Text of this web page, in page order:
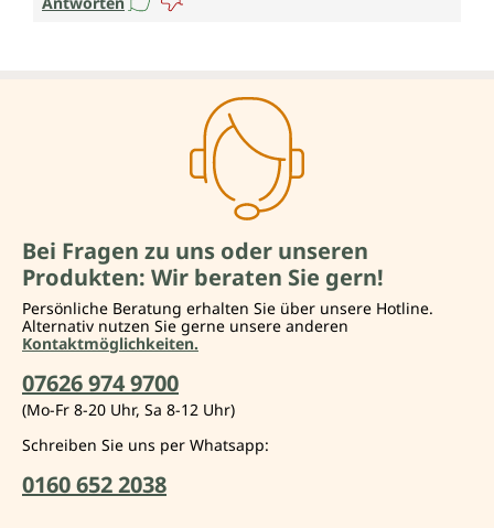
Bei Fragen zu uns oder unseren
Produkten: Wir beraten Sie gern!
Persönliche Beratung erhalten Sie über unsere Hotline.
Alternativ nutzen Sie gerne unsere anderen
Kontaktmöglichkeiten.
07626 974 9700
(Mo-Fr 8-20 Uhr, Sa 8-12 Uhr)
Schreiben Sie uns per Whatsapp:
0160 652 2038